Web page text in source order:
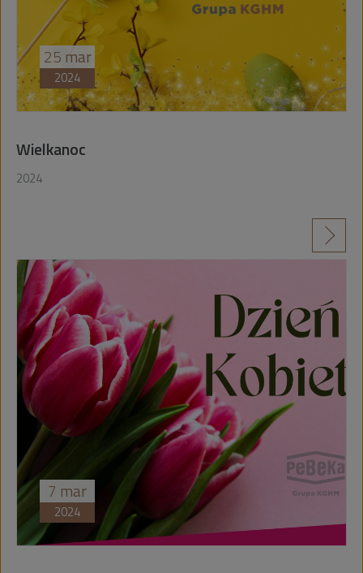
25 mar
2024
Wielkanoc
2024
czytaj więcej
7 mar
2024